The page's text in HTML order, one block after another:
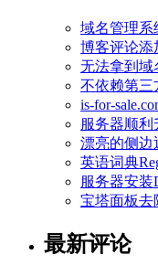
域名管理系
博客评论添
无法拿到域
不依赖第三
is-for-
服务器顺利
漂亮的侧边
英语词典
服务器安装
宝塔面板去
最新评论